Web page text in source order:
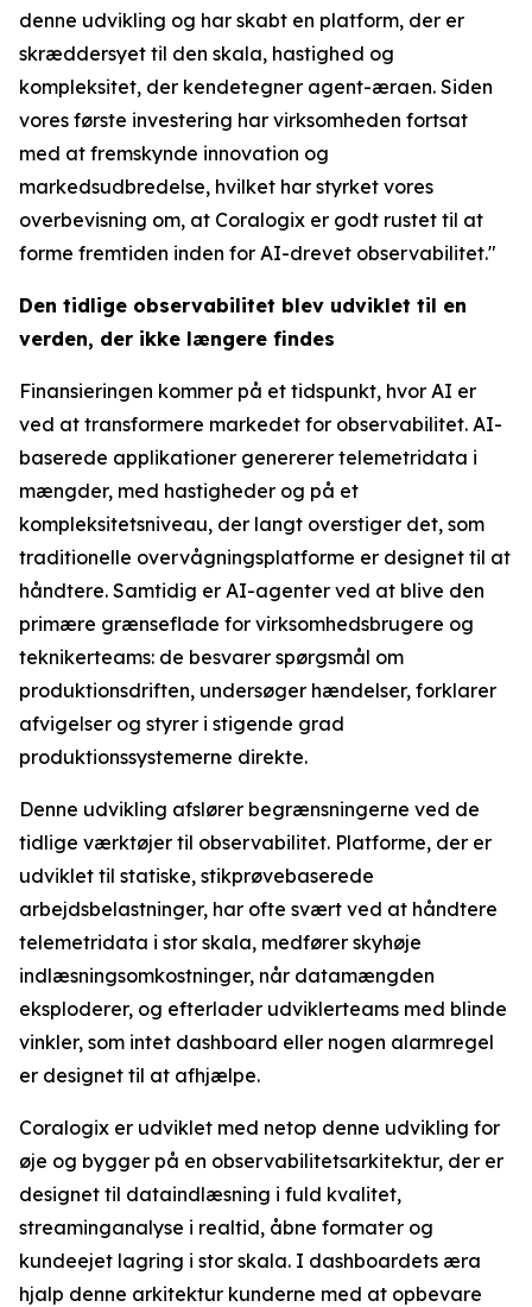
denne udvikling og har skabt en platform, der er
skræddersyet til den skala, hastighed og
kompleksitet, der kendetegner agent-æraen. Siden
vores første investering har virksomheden fortsat
med at fremskynde innovation og
markedsudbredelse, hvilket har styrket vores
overbevisning om, at Coralogix er godt rustet til at
forme fremtiden inden for AI-drevet observabilitet."
Den tidlige observabilitet blev udviklet til en
verden, der ikke længere findes
Finansieringen kommer på et tidspunkt, hvor AI er
ved at transformere markedet for observabilitet. AI-
baserede applikationer genererer telemetridata i
mængder, med hastigheder og på et
kompleksitetsniveau, der langt overstiger det, som
traditionelle overvågningsplatforme er designet til at
håndtere. Samtidig er AI-agenter ved at blive den
primære grænseflade for virksomhedsbrugere og
teknikerteams: de besvarer spørgsmål om
produktionsdriften, undersøger hændelser, forklarer
afvigelser og styrer i stigende grad
produktionssystemerne direkte.
Denne udvikling afslører begrænsningerne ved de
tidlige værktøjer til observabilitet. Platforme, der er
udviklet til statiske, stikprøvebaserede
arbejdsbelastninger, har ofte svært ved at håndtere
telemetridata i stor skala, medfører skyhøje
indlæsningsomkostninger, når datamængden
eksploderer, og efterlader udviklerteams med blinde
vinkler, som intet dashboard eller nogen alarmregel
er designet til at afhjælpe.
Coralogix er udviklet med netop denne udvikling for
øje og bygger på en observabilitetsarkitektur, der er
designet til dataindlæsning i fuld kvalitet,
streaminganalyse i realtid, åbne formater og
kundeejet lagring i stor skala. I dashboardets æra
hjalp denne arkitektur kunderne med at opbevare